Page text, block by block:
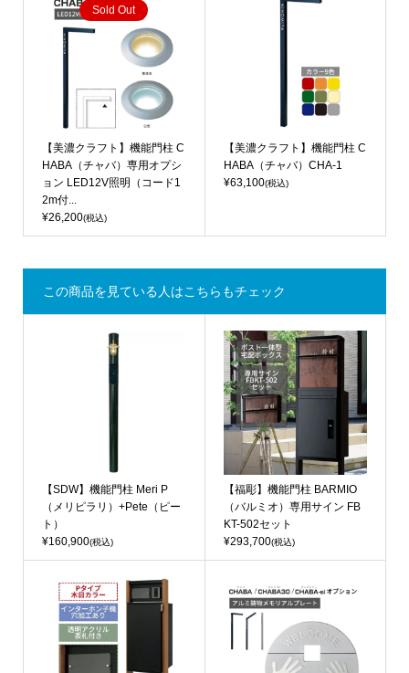
Sold Out
【美濃クラフト】機能門柱 C
HABA（チャバ）専用オプシ
ョン LED12V照明（コード1
2m付...
¥26,200(税込)
【美濃クラフト】機能門柱 C
HABA（チャバ）CHA-1
¥63,100(税込)
この商品を見ている人はこちらもチェック
【SDW】機能門柱 Meri P
（メリピラリ）+Pete（ピー
ト）
¥160,900(税込)
【福彫】機能門柱 BARMIO
（バルミオ）専用サイン FB
KT-502セット
¥293,700(税込)